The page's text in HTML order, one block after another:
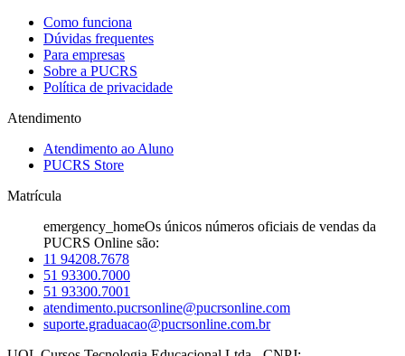
Como funciona
Dúvidas frequentes
Para empresas
Sobre a PUCRS
Política de privacidade
Atendimento
Atendimento ao Aluno
PUCRS Store
Matrícula
emergency_homeOs únicos números oficiais de vendas da
PUCRS Online são:
11 94208.7678
51 93300.7000
51 93300.7001
atendimento.pucrsonline@pucrsonline.com
suporte.graduacao@pucrsonline.com.br